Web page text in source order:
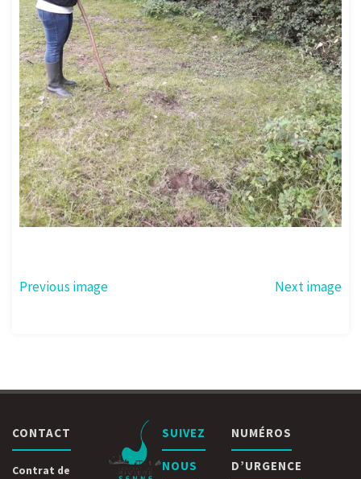
Previous image Next image
CONTACT
Contrat de
SUIVEZ
NOUS
NUMÉROS
D’URGENCE